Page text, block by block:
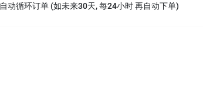
自动循环订单 (如未来30天, 每24小时 再自动下单)